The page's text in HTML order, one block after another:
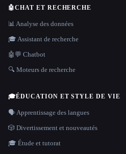
🤖CHAT ET RECHERCHE
📊 Analyse des données
🎓 Assistant de recherche
🤖💬 Chatbot
🔍 Moteurs de recherche
🎓ÉDUCATION ET STYLE DE VIE
🗣️ Apprentissage des langues
🎲 Divertissement et nouveautés
🎓 Étude et tutorat